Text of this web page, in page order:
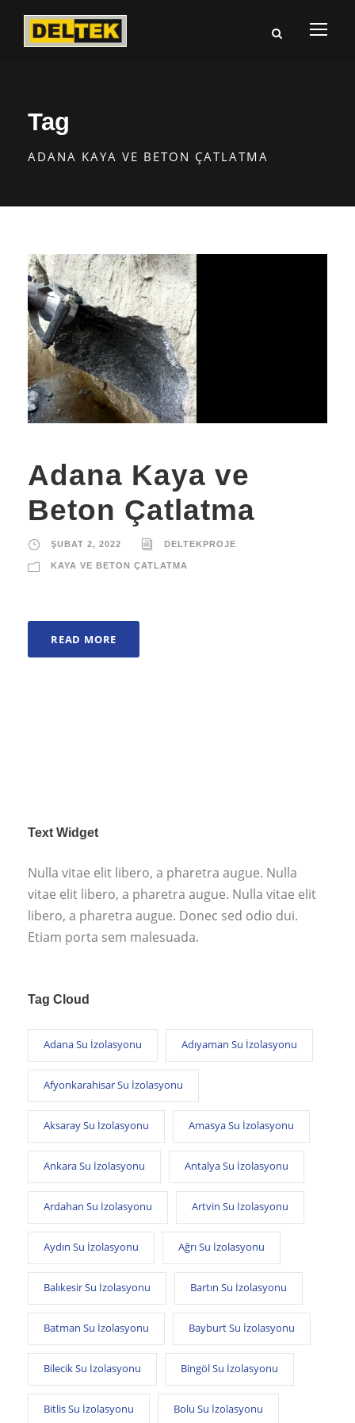
Tag
ADANA KAYA VE BETON ÇATLATMA
Adana Kaya ve
Beton Çatlatma
ŞUBAT 2, 2022 DELTEKPROJE
KAYA VE BETON ÇATLATMA
READ MORE
Text Widget
Nulla vitae elit libero, a pharetra augue. Nulla
vitae elit libero, a pharetra augue. Nulla vitae elit
libero, a pharetra augue. Donec sed odio dui.
Etiam porta sem malesuada.
Tag Cloud
Adana Su İzolasyonu Adıyaman Su İzolasyonu
Afyonkarahisar Su İzolasyonu
Aksaray Su İzolasyonu Amasya Su İzolasyonu
Ankara Su İzolasyonu Antalya Su İzolasyonu
Ardahan Su İzolasyonu Artvin Su İzolasyonu
Aydın Su İzolasyonu Ağrı Su İzolasyonu
Balıkesir Su İzolasyonu Bartın Su İzolasyonu
Batman Su İzolasyonu Bayburt Su İzolasyonu
Bilecik Su İzolasyonu Bingöl Su İzolasyonu
Bitlis Su İzolasyonu Bolu Su İzolasyonu